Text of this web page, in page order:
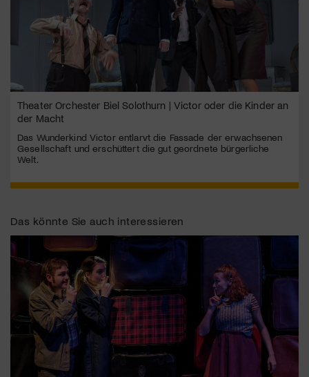
Theater Orchester Biel Solothurn | Victor oder die Kinder an
der Macht
Das Wunderkind Victor entlarvt die Fassade der erwachsenen
Gesellschaft und erschüttert die gut geordnete bürgerliche
Welt.
Das könnte Sie auch interessieren